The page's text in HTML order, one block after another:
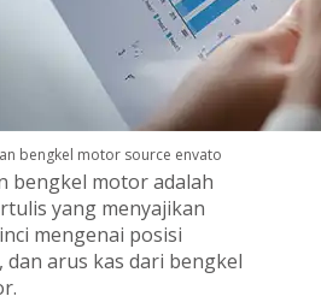
bengkel motor source envato
bengkel motor adalah
yang menyajikan
mengenai posisi
arus kas dari bengkel